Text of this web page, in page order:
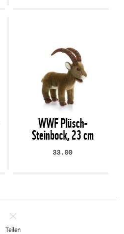
WWF Plüsch-
Steinbock, 23 cm
33.00
Schliessen
Teilen